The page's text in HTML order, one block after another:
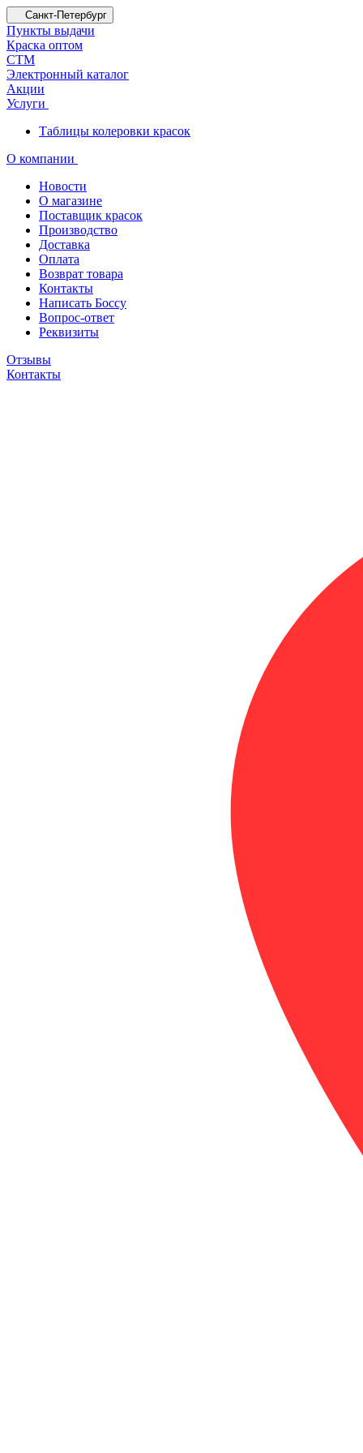
Санкт-Петербург
Пункты выдачи
Краска оптом
СТМ
Электронный каталог
Акции
Услуги
Таблицы колеровки красок
О компании
Новости
О магазине
Поставщик красок
Производство
Доставка
Оплата
Возврат товара
Контакты
Написать Боссу
Вопрос-ответ
Реквизиты
Отзывы
Контакты